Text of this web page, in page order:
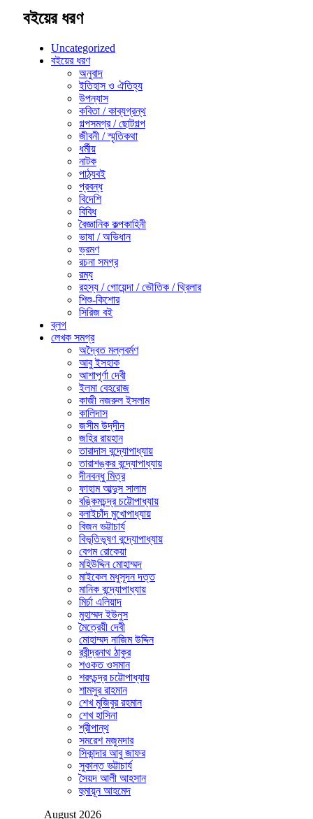
বইয়ের ধরণ
Uncategorized
বইয়ের ধরণ
অনুবাদ
ইতিহাস ও ঐতিহ্য
উপন্যাস
কবিতা / কাব্যগ্রন্থ
গল্পসমগ্র / ছোটগল্প
জীবনী / স্মৃতিকথা
ধর্মীয়
নাটক
পাঠ্যবই
প্রবন্ধ
বিদেশি
বিবিধ
বৈজ্ঞানিক কল্পকাহিনী
ভাষা / অভিধান
ভ্রমণ
রচনা সমগ্র
রম্য
রহস্য / গোয়েন্দা / ভৌতিক / থ্রিলার
শিশু-কিশোর
সিরিজ বই
ব্লগ
লেখক সমগ্র
অদ্বৈত মল্লবর্মণ
আবু ইসহাক
আশাপূর্ণা দেবী
ইলমা বেহরোজ
কাজী নজরুল ইসলাম
কালিদাস
জসীম উদ্‌দীন
জহির রায়হান
তারাদাস বন্দ্যোপাধ্যায়
তারাশঙ্কর বন্দ্যোপাধ্যায়
দীনবন্ধু মিত্র
ফাহাম আব্দুস সালাম
বঙ্কিমচন্দ্র চট্টোপাধ্যায়
বলাইচাঁদ মুখোপাধ্যায়
বিজন ভট্টাচার্য
বিভূতিভূষণ বন্দ্যোপাধ্যায়
বেগম রোকেয়া
মহিউদ্দিন মোহাম্মদ
মাইকেল মধুসূদন দত্ত
মানিক বন্দ্যোপাধ্যায়
মির্চা এলিয়াদ
মুহাম্মদ ইউনুস
মৈত্রেয়ী দেবী
মোহাম্মদ নাজিম উদ্দিন
রবীন্দ্রনাথ ঠাকুর
শওকত ওসমান
শরৎচন্দ্র চট্টোপাধ্যায়
শামসুর রাহমান
শেখ মুজিবুর রহমান
শেখ হাসিনা
শ্রীপান্থ
সমরেশ মজুমদার
সিকান্দার আবু জাফর
সুকান্ত ভট্টাচার্য
সৈয়দ আলী আহসান
হুমায়ূন আহমেদ
August 2026